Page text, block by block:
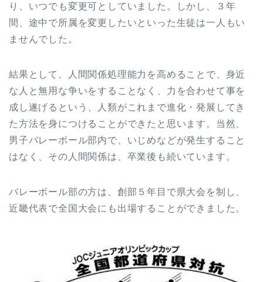
り、いつでも変更可としていました。しかし、３年
間、途中で所属を変更したいといった生徒は一人もい
ませんでした。
結果として、人間関係処理能力を高めることで、身近
な人と無用な争いをすることなく、力を合わせて事を
成し遂げるという、人類がこれまで進化・発展してき
た方法を身につけることができたと思います。当然、
男子バレーボール部内で、いじめなどが発生すること
はなく、その人間関係は、卒業後も続いています。
バレーボール部の方は、創部５年目で県大会を制し、
近畿代表で全国大会にも出場することができました。